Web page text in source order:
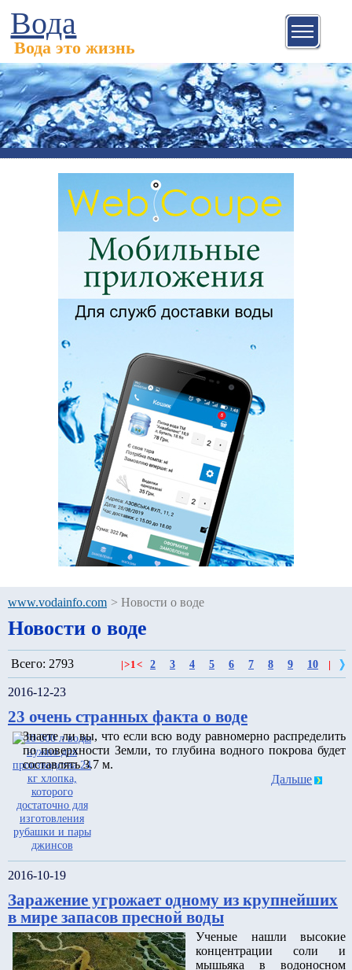
Вода
Вода это жизнь
www.vodainfo.com > Новости о воде
Новости о воде
Всего: 2793 >1< 2 3 4 5 6 7 8 9 10
2016-12-23
23 очень странных факта о воде
Знаете ли вы, что если всю воду равномерно распределить
по поверхности Земли, то глубина водного покрова будет
составлять 3.7 м.
Дальше
2016-10-19
Заражение угрожает одному из крупнейших
в мире запасов пресной воды
Ученые нашли высокие
концентрации соли и
мышьяка в водоносном